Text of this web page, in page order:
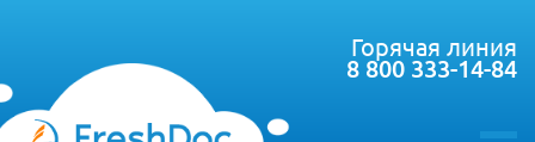
Горячая линия
8 800 333-14-84